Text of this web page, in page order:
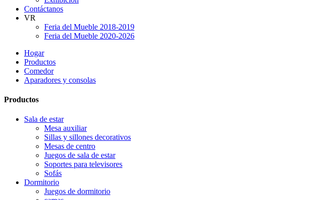
Contáctanos
VR
Feria del Mueble 2018-2019
Feria del Mueble 2020-2026
Hogar
Productos
Comedor
Aparadores y consolas
Productos
Sala de estar
Mesa auxiliar
Sillas y sillones decorativos
Mesas de centro
Juegos de sala de estar
Soportes para televisores
Sofás
Dormitorio
Juegos de dormitorio